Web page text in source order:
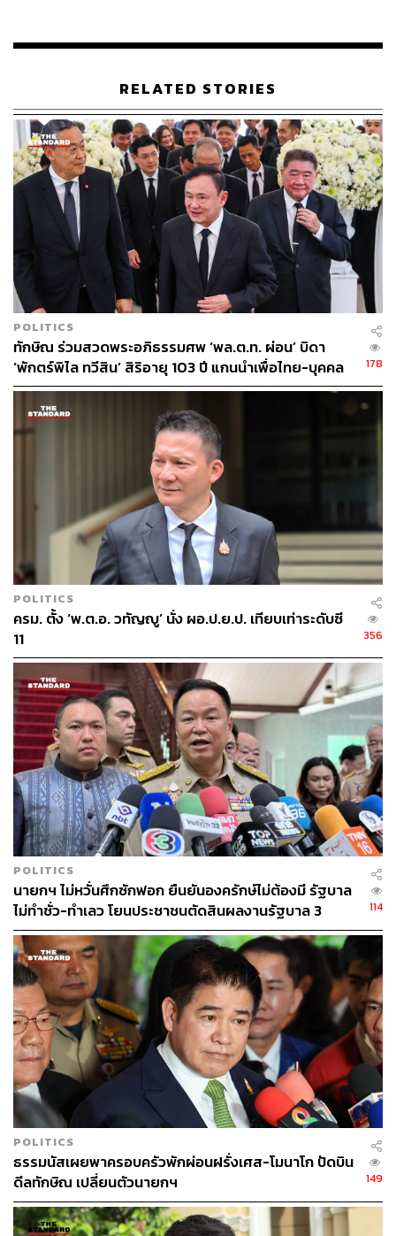
50
ABOUT THE AUTHOR
พลวุฒิ สงสกุล
Content creator การเมือง ประจำสำนักข่าว
THE STANDARD
ABOUT THE PHOTOGRAPHER
ชาติกล้า สำเนียงแจ่ม
STANDARD
RELATED STORIES
POLITICS
ทักษิณ ร่วมสวดพระอภิธรรมศพ ‘พล.ต.ท. ผ่อน’ บิดา
‘พักตร์พิไล ทวีสิน’ สิริอายุ 103 ปี แกนนำเพื่อไทย-บุคคล
หลากวงการร่วมอาลัย
178
POLITICS
ครม. ตั้ง ‘พ.ต.อ. วทัญญู’ นั่ง ผอ.ป.ย.ป. เทียบเท่าระดับซี
11
356
POLITICS
นายกฯ ไม่หวั่นศึกซักฟอก ยืนยันองครักษ์ไม่ต้องมี รัฐบาล
ไม่ทำชั่ว-ทำเลว โยนประชาชนตัดสินผลงานรัฐบาล 3
เดือน
114
POLITICS
ธรรมนัสเผยพาครอบครัวพักผ่อนฝรั่งเศส-โมนาโก ปัดบิน
ดีลทักษิณ เปลี่ยนตัวนายกฯ
149